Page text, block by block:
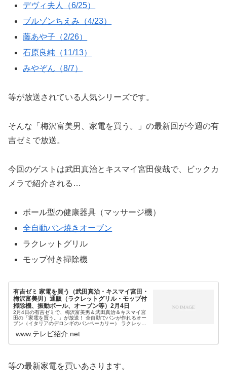
デヴィ夫人（6/25）
ブルゾンちえみ（4/23）
藤あや子（2/26）
石原良純（11/13）
みやぞん（8/7）
等が放送されている人気シリーズです。
そんな「梅沢富美男、家電を買う。」の最新回が今週の有
吉ゼミで放送。
今回のゲストは武田真治とキスマイ宮田俊哉で、ビックカ
メラで紹介される…
ボール型の健康器具（マッサージ機）
全自動パン焼きオーブン
ラクレットグリル
モップ付き掃除機
有吉ゼミ 家電を買う（武田真治・キスマイ宮田・
梅沢富美男）通販（ラクレットグリル・モップ付
掃除機、振動ボール、オーブン等）2月4日
2月4日の有吉ゼミで、梅沢富美男＆武田真治＆キスマイ宮
田の「家電を買う。」が放送！ 全自動でパンが作れるオー
ブン（イタリアのデロンギのパンベーカリー） ラクレット
プ付掃除機 4000回振...
www.テレビ紹介.net
等の最新家電を買いあさります。